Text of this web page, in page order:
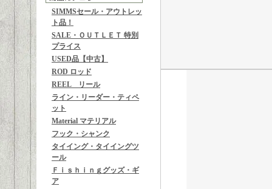
SIMMSセール・アウトレッ
ト品！
SALE・ＯＵＴＬＥＴ 特別
プライス
USED品【中古】
ROD ロッド
REEL リール
ライン・リーダー・ティペ
ット
Material マテリアル
フック・シャンク
タイイング・タイイングツ
ール
Ｆｉｓｈｉｎｇグッズ・ギ
ア